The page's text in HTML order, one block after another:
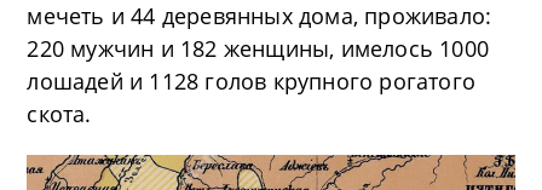
мечеть и 44 деревянных дома, проживало:
220 мужчин и 182 женщины, имелось 1000
лошадей и 1128 голов крупного рогатого
скота.